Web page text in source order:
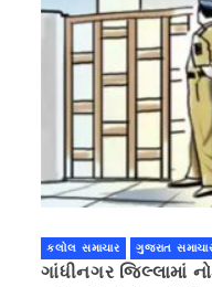
કલોલ સમાચાર ગુજરાત
ગાંધીનગર જિલ્લામાં